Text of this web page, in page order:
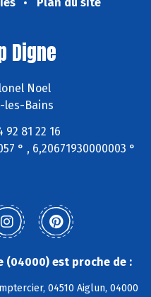
Digne
Noel
les-Bains
92 81 22 16
° , 6,20671930000003 °
(04000) est proche de :
04510 Aiglun, 04000